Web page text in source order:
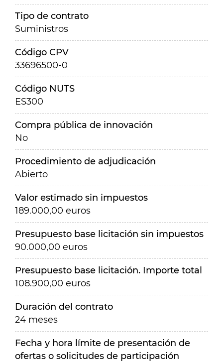
Tipo de contrato
Suministros
Código CPV
33696500-0
Código NUTS
ES300
Compra pública de innovación
No
Procedimiento de adjudicación
Abierto
Valor estimado sin impuestos
189.000,00 euros
Presupuesto base licitación sin impuestos
90.000,00 euros
Presupuesto base licitación. Importe total
108.900,00 euros
Duración del contrato
24 meses
Fecha y hora límite de presentación de
ofertas o solicitudes de participación